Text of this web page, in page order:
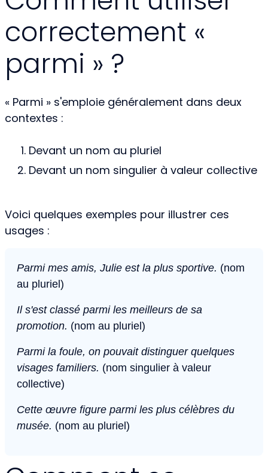
correctement «
parmi » ?
« Parmi » s'emploie généralement dans deux
contextes :
Devant un nom au pluriel
Devant un nom singulier à valeur collective
Voici quelques exemples pour illustrer ces
usages :
Parmi mes amis, Julie est la plus sportive. (nom
au pluriel)
Il s'est classé parmi les meilleurs de sa
promotion. (nom au pluriel)
Parmi la foule, on pouvait distinguer quelques
visages familiers. (nom singulier à valeur
collective)
Cette œuvre figure parmi les plus célèbres du
musée. (nom au pluriel)